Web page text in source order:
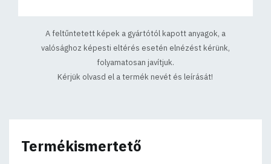
A feltűntetett képek a gyártótól kapott anyagok, a
valósághoz képesti eltérés esetén elnézést kérünk,
folyamatosan javítjuk.
Kérjük olvasd el a termék nevét és leírását!
Termékismertető